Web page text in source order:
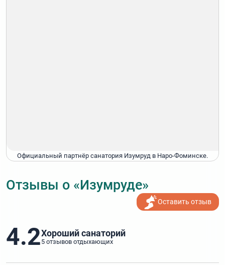
Официальный партнёр санатория Изумруд в Наро-Фоминске.
Отзывы о «Изумруде»
Оставить отзыв
4.2Хороший санаторий
5 отзывов отдыхающих